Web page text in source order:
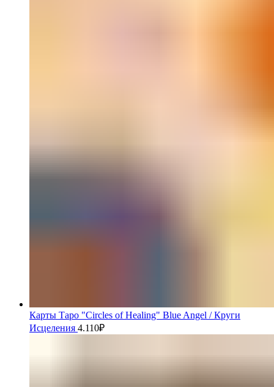
Карты Таро "Circles of Healing" Blue Angel / Круги
Исцеления 4.110₽